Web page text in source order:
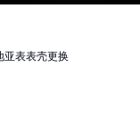
亚表表壳更换